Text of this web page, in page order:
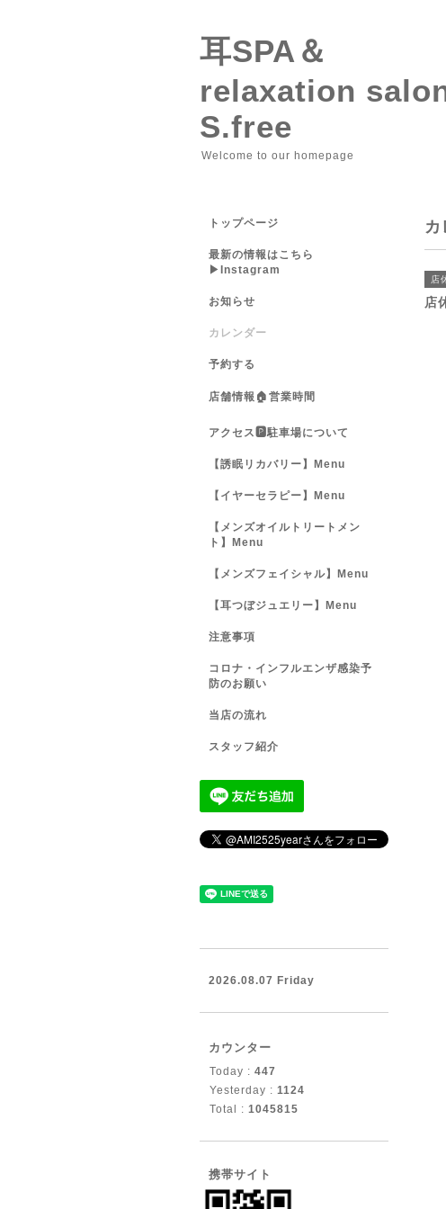
耳SPA＆
relaxation
S.free
Welcome to our homepage
カ
店
店
トップページ
最新の情報はこちら
▶︎Instagram
お知らせ
カレンダー
予約する
店舗情報🏠営業時間
アクセス🅿️駐車場について
【誘眠リカバリー】Menu
【イヤーセラピー】Menu
【メンズオイルトリートメン
ト】Menu
【メンズフェイシャル】Menu
【耳つぼジュエリー】Menu
注意事項
コロナ・インフルエンザ感染予
防のお願い
当店の流れ
スタッフ紹介
2026.08.07 Friday
カウンター
Today : 447
Yesterday : 1124
Total : 1045815
携帯サイト